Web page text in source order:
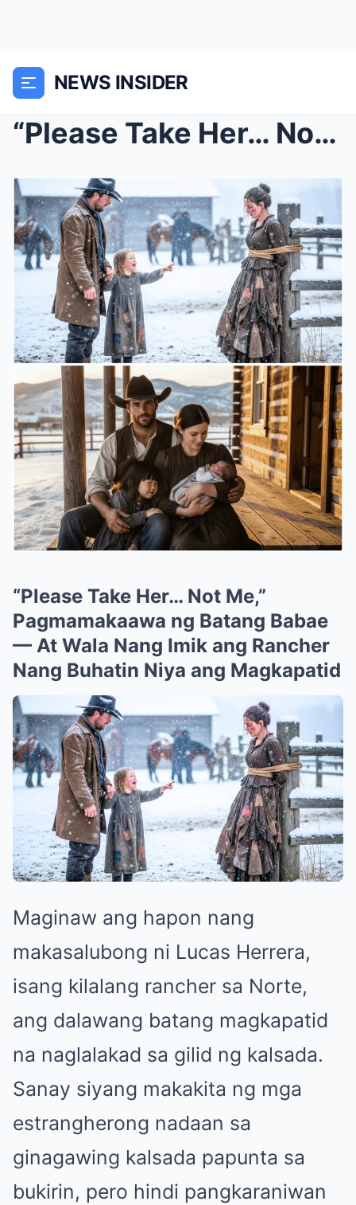
NEWS INSIDER
“Please Take Her… Not Me,” Pagmamakaawa ng Batang ...
“Please Take Her… Not Me,”
Pagmamakaawa ng Batang Babae
— At Wala Nang Imik ang Rancher
Nang Buhatin Niya ang Magkapatid
Maginaw ang hapon nang
makasalubong ni Lucas Herrera,
isang kilalang rancher sa Norte,
ang dalawang batang magkapatid
na naglalakad sa gilid ng kalsada.
Sanay siyang makakita ng mga
estrangherong nadaan sa
ginagawing kalsada papunta sa
bukirin, pero hindi pangkaraniwan